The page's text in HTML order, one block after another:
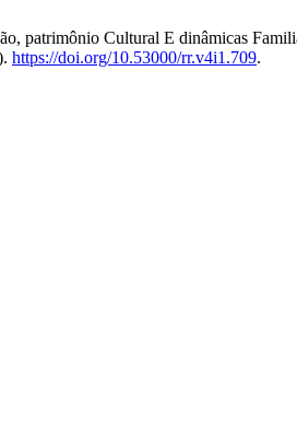
patrimônio Cultural E dinâmicas
https://doi.org/10.53000/rr.v4i1.709.